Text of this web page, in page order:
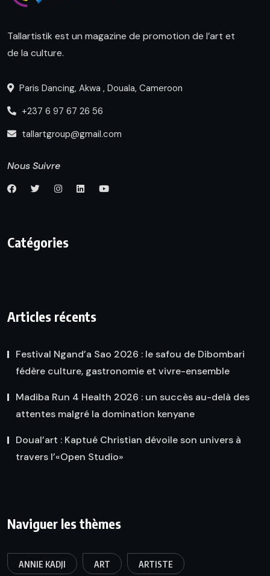
Tallartistik est un magazine de promotion de l’art et
de la culture.
Paris Dancing, Akwa , Douala, Cameroon
+237 6 97 67 26 56
tallartgroup@gmail.com
Nous Suivre
Catégories
Articles récents
Festival Ngand’a Sao 2026 : le safou de Dibombari
fédère culture, gastronomie et vivre-ensemble
Madiba Run 4 Health 2026 : un succès au-delà des
attentes malgré la domination kenyane
Doual’art : Kaptué Christian dévoile son univers à
travers l’«Open Studio»
Naviguer les thèmes
ANNIE KADJI ART ARTISTE